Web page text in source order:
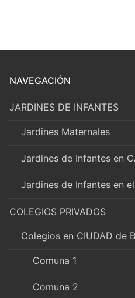
NAVEGACIÓN
JARDINES DE INFANTES
Jardines Maternales
Jardines de Infantes en
Jardines de Infantes en
COLEGIOS PRIVADOS
Colegios en CIUDAD de
Comuna 1
Comuna 2